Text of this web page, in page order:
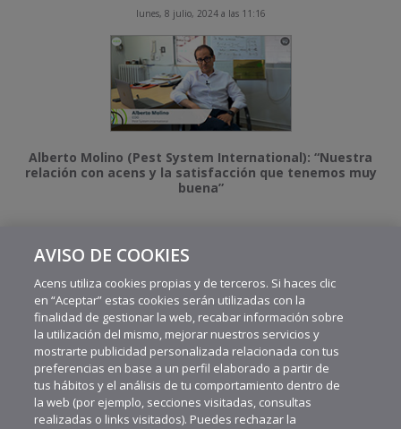
lunes, 8 julio, 2024 a las 11:16
Alberto Molino (Pest System International): “Nuestra
relación con acens y la satisfacción que tenemos muy
buena”
MÁS VIDEOS RECIENTES
AVISO DE COOKIES
Acens utiliza cookies propias y de terceros. Si haces clic
en “Aceptar” estas cookies serán utilizadas con la
finalidad de gestionar la web, recabar información sobre
la utilización del mismo, mejorar nuestros servicios y
mostrarte publicidad personalizada relacionada con tus
preferencias en base a un perfil elaborado a partir de
tus hábitos y el análisis de tu comportamiento dentro de
la web (por ejemplo, secciones visitadas, consultas
realizadas o links visitados). Puedes rechazar la